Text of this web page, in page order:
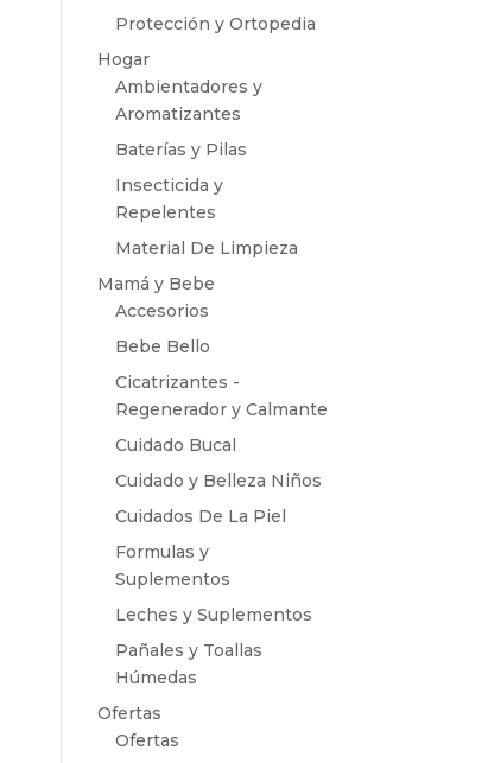
Protección y Ortopedia
Hogar
Ambientadores y
Aromatizantes
Baterías y Pilas
Insecticida y
Repelentes
Material De Limpieza
Mamá y Bebe
Accesorios
Bebe Bello
Cicatrizantes -
Regenerador y Calmante
Cuidado Bucal
Cuidado y Belleza Niños
Cuidados De La Piel
Formulas y
Suplementos
Leches y Suplementos
Pañales y Toallas
Húmedas
Ofertas
Ofertas